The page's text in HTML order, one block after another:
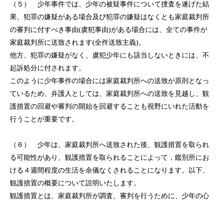
法人のお客様
事務所紹介
弁護士紹介
特別顧問
弁護士費用
ご相談の流れ
解決事例
お客様の声
採用情報
（５） 少年事件では、少年の被疑事件について捜査を遂げた結
果、犯罪の嫌疑がある場合及び犯罪の嫌疑はなくとも家庭裁判所
の審判に付すべき事由(虞犯事由)がある場合には、全ての事件が
家庭裁判所に送致されます(全件送致主義)。
他方、犯罪の嫌疑がなく、虞犯少年にも該当しないときには、不
起訴処分に付されます。
このように少年事件の場合には家庭裁判所への送致が原則となっ
ているため、弁護人としては、家庭裁判所への送致を見越し、観
護措置の回避や審判の開始を回避することも視野にいれた活動を
行うことが重要です。
（６） 少年は、家庭裁判所へ送致された後、観護措置を取られ
る可能性があり、観護措置を取られることによって，鑑別所にお
ける４週間程度の生活を余儀なくされることになります。以下、
観護措置の概要について説明いたします。
観護措置とは、家庭裁判所が調査、審判を行うために、少年の心